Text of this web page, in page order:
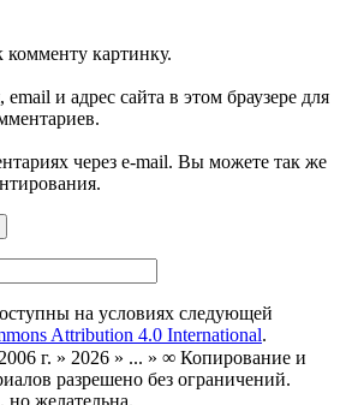
картинку.
и адрес сайта в этом браузере для
через e-mail. Вы можете так же
на условиях следующей
Attribution 4.0 International.
г. » 2026 » ... » ∞ Копирование и
разрешено без ограничений.
но желательна.